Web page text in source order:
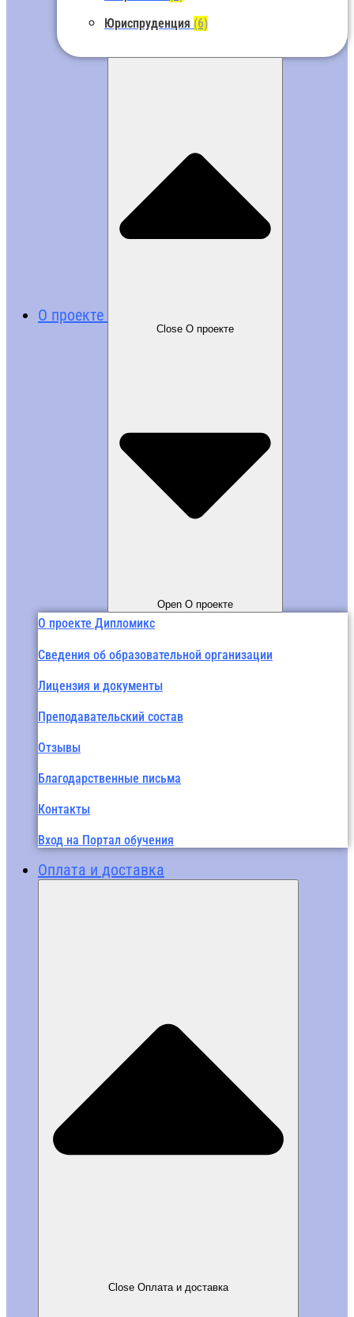
Юриспруденция (6)
О проекте
Close О проекте
Open О проекте
О проекте Дипломикс
Сведения об образовательной организации
Лицензия и документы
Преподавательский состав
Отзывы
Благодарственные письма
Контакты
Вход на Портал обучения
Оплата и доставка
Close Оплата и доставка